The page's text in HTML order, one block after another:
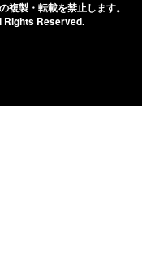
複製・転載を禁止します。
Reserved.